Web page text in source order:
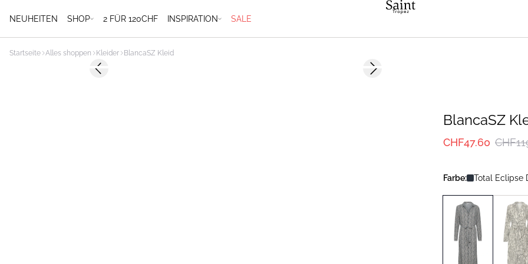
NEUHEITEN SHOP 2 FÜR 120CHF INSPIRATION SALE
Startseite Alles shoppen Kleider BlancaSZ Kleid
-60%Previous slide Next slide
BlancaSZ
CHF47.60
Farbe: Total Eclipse